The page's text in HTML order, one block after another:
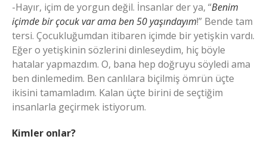
-Hayır, içim de yorgun değil. İnsanlar der ya, “Benim
içimde bir çocuk var ama ben 50 yaşındayım!” Bende tam
tersi. Çocukluğumdan itibaren içimde bir yetişkin vardı.
Eğer o yetişkinin sözlerini dinleseydim, hiç böyle
hatalar yapmazdım. O, bana hep doğruyu söyledi ama
ben dinlemedim. Ben canlılara biçilmiş ömrün üçte
ikisini tamamladım. Kalan üçte birini de seçtiğim
insanlarla geçirmek istiyorum.
Kimler onlar?